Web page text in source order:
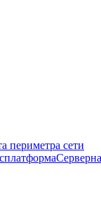
периметра сети